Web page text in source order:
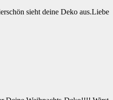
sieht deine Deko aus.Liebe